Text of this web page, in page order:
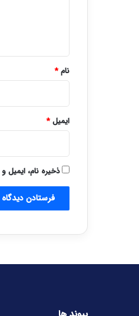
نام*
ایمیل*
ذخیره نام، ایمیل